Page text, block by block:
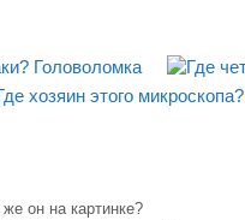
Головоломка
хозяин этого микроскопа?
он на картинке?